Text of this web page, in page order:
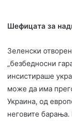
Шефицата за
Зеленски
„безбедносни
инсистираше
може да има
Украина, од
неговите